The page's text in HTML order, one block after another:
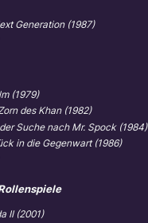
Generation (1987)
(1979)
des Khan (1982)
Suche nach Mr. Spock (1984)
in die Gegenwart (1986)
II (2001)